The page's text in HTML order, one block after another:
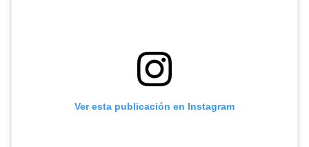
Ver esta publicación en Instagram